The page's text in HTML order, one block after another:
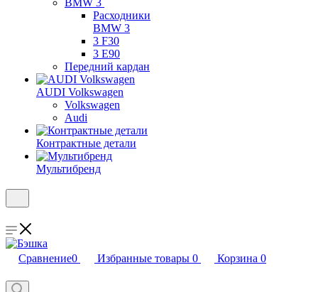
BMW 3
Расходники
BMW 3
3 F30
3 E90
Передний кардан
AUDI Volkswagen
Volkswagen
Audi
Контрактные детали
Мультибренд
Сравнение0 Избранные товары 0 Корзина 0